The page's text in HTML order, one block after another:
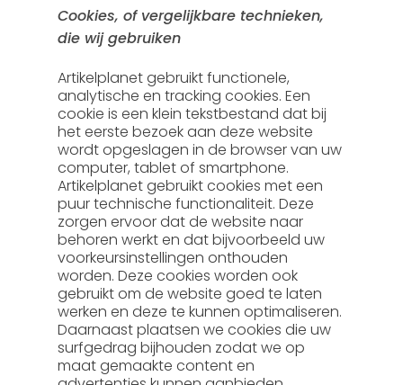
Cookies, of vergelijkbare technieken,
die wij gebruiken
Artikelplanet gebruikt functionele,
analytische en tracking cookies. Een
cookie is een klein tekstbestand dat bij
het eerste bezoek aan deze website
wordt opgeslagen in de browser van uw
computer, tablet of smartphone.
Artikelplanet gebruikt cookies met een
puur technische functionaliteit. Deze
zorgen ervoor dat de website naar
behoren werkt en dat bijvoorbeeld uw
voorkeursinstellingen onthouden
worden. Deze cookies worden ook
gebruikt om de website goed te laten
werken en deze te kunnen optimaliseren.
Daarnaast plaatsen we cookies die uw
surfgedrag bijhouden zodat we op
maat gemaakte content en